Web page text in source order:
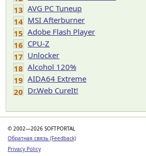
13 AVG PC Tuneup
14 MSI Afterburner
15 Adobe Flash Player
16 CPU-Z
17 Unlocker
18 Alcohol 120%
19 AIDA64 Extreme
20 Dr.Web CureIt!
© 2002—2026 SOFTPORTAL
Обратная связь (Feedback)
Privacy Policy